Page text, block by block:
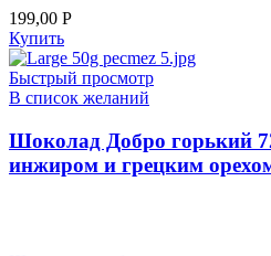
199,00 Р
Купить
Быстрый просмотр
В список желаний
Шоколад Добро горький
инжиром и грецким